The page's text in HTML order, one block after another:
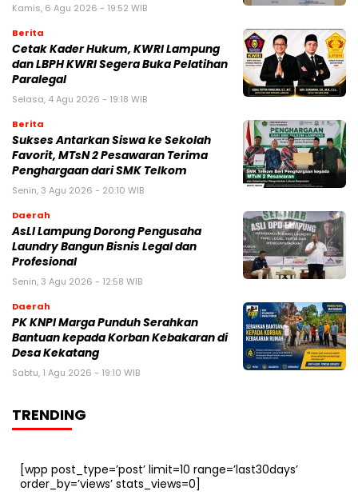
Kamis, 6 Agu 2026 - 19:52 WIB
Berita
Cetak Kader Hukum, KWRI Lampung
dan LBPH KWRI Segera Buka Pelatihan
Paralegal
Selasa, 4 Agu 2026 - 19:18 WIB
Berita
Sukses Antarkan Siswa ke Sekolah
Favorit, MTsN 2 Pesawaran Terima
Penghargaan dari SMK Telkom
Senin, 3 Agu 2026 - 20:10 WIB
Daerah
AsLI Lampung Dorong Pengusaha
Laundry Bangun Bisnis Legal dan
Profesional
Senin, 3 Agu 2026 - 12:58 WIB
Daerah
PK KNPI Marga Punduh Serahkan
Bantuan kepada Korban Kebakaran di
Desa Kekatang
Sabtu, 1 Agu 2026 - 19:10 WIB
TRENDING
[wpp post_type=’post’ limit=10 range=’last30days’
order_by=’views’ stats_views=0]